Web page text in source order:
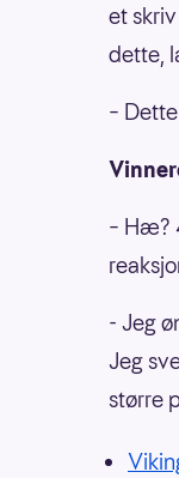
et
dette,
–
– Hæ?
- Jeg
Jeg
større